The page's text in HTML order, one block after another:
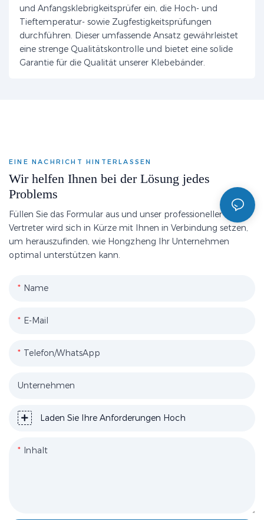
und Anfangsklebrigkeitsprüfer ein, die Hoch- und
Tieftemperatur- sowie Zugfestigkeitsprüfungen
durchführen. Dieser umfassende Ansatz gewährleistet
eine strenge Qualitätskontrolle und bietet eine solide
Garantie für die Qualität unserer Klebebänder.
EINE NACHRICHT HINTERLASSEN
Wir helfen Ihnen bei der Lösung jedes
Problems
Füllen Sie das Formular aus und unser professioneller
Vertreter wird sich in Kürze mit Ihnen in Verbindung setzen,
um herauszufinden, wie Hongzheng Ihr Unternehmen
optimal unterstützen kann.
Name
E-Mail
Telefon/WhatsApp
Unternehmen
Laden Sie Ihre Anforderungen Hoch
Inhalt